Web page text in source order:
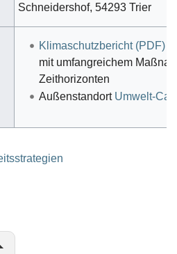
Schneidershof, 54293 Trier
Klimaschutzbericht (PDF)
mit umfangreichem
Zeithorizonten
Außenstandort Umwelt-